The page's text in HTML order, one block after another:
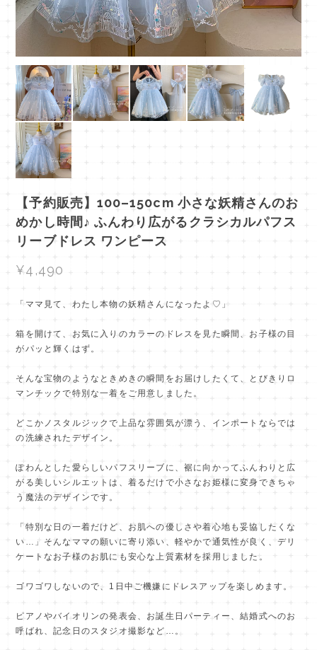
【予約販売】100–150cm 小さな妖精さんのお
めかし時間♪ ふんわり広がるクラシカルパフス
リーブドレス ワンピース
¥4,490
「ママ見て、わたし本物の妖精さんになったよ♡」
箱を開けて、お気に入りのカラーのドレスを見た瞬間、お子様の目
がパッと輝くはず。
そんな宝物のようなときめきの瞬間をお届けしたくて、とびきりロ
マンチックで特別な一着をご用意しました。
どこかノスタルジックで上品な雰囲気が漂う、インポートならでは
の洗練されたデザイン。
ぽわんとした愛らしいパフスリーブに、裾に向かってふんわりと広
がる美しいシルエットは、着るだけで小さなお姫様に変身できちゃ
う魔法のデザインです。
「特別な日の一着だけど、お肌への優しさや着心地も妥協したくな
い…」そんなママの願いに寄り添い、軽やかで通気性が良く、デリ
ケートなお子様のお肌にも安心な上質素材を採用しました。
ゴワゴワしないので、1日中ご機嫌にドレスアップを楽しめます。
ピアノやバイオリンの発表会、お誕生日パーティー、結婚式へのお
呼ばれ、記念日のスタジオ撮影など…。